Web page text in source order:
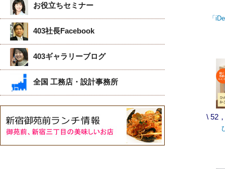
お役立ちセミナー
403社長Facebook
403ギャラリーブログ
全国 工務店・設計事務所
「
\ 52